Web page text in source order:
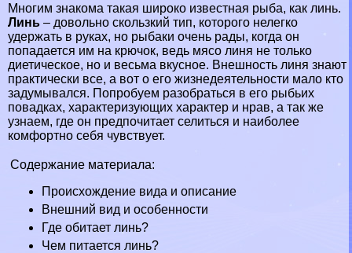
Многим знакома такая широко известная рыба, как линь.
Линь – довольно скользкий тип, которого нелегко
удержать в руках, но рыбаки очень рады, когда он
попадается им на крючок, ведь мясо линя не только
диетическое, но и весьма вкусное. Внешность линя знают
пpaктически все, а вот о его жизнедеятельности мало кто
задумывался. Попробуем разобраться в его рыбьих
повадках, хаpaктеризующих хаpaктер и нрав, а так же
узнаем, где он предпочитает селиться и наиболее
комфортно себя чувствует.
Содержание материала:
Происхождение вида и описание
Внешний вид и особенности
Где обитает линь?
Чем питается линь?